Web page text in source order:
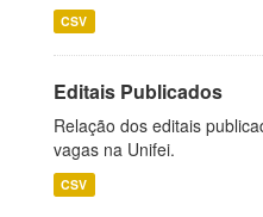
CSV
Editais Publicados
Relação dos editais
vagas na Unifei.
CSV